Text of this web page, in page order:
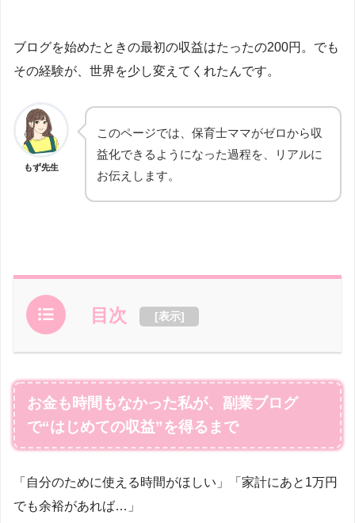
ブログを始めたときの最初の収益はたったの200円。でも
その経験が、世界を少し変えてくれたんです。
もず先生
このページでは、保育士ママがゼロから収
益化できるようになった過程を、リアルに
お伝えします。
目次 [表示]
お金も時間もなかった私が、副業ブログ
で“はじめての収益”を得るまで
「自分のために使える時間がほしい」「家計にあと1万円
でも余裕があれば…」